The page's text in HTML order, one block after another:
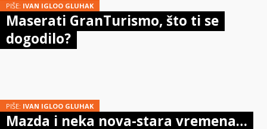
PIŠE: IVAN IGLOO GLUHAK
Maserati GranTurismo, što ti se
dogodilo?
PIŠE: IVAN IGLOO GLUHAK
Mazda i neka nova-stara vremena…